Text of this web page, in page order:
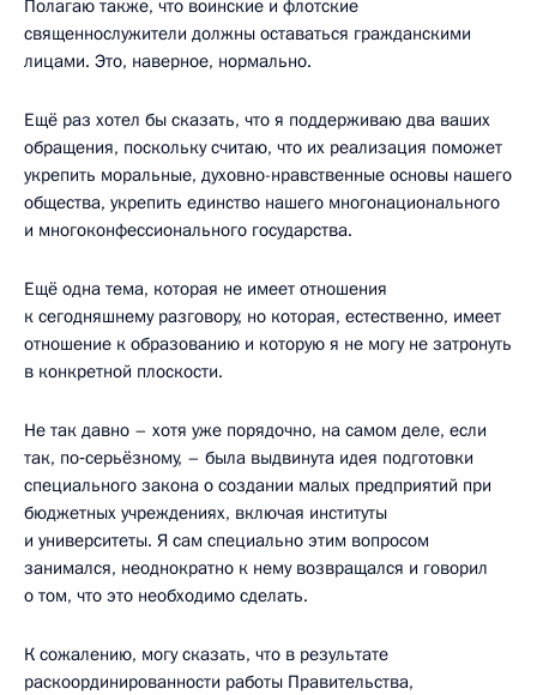
Полагаю также, что воинские и флотские
священнослужители должны оставаться гражданскими
лицами. Это, наверное, нормально.
Ещё раз хотел бы сказать, что я поддерживаю два ваших
обращения, поскольку считаю, что их реализация поможет
укрепить моральные, духовно-нравственные основы нашего
общества, укрепить единство нашего многонационального
и многоконфессионального государства.
Ещё одна тема, которая не имеет отношения
к сегодняшнему разговору, но которая, естественно, имеет
отношение к образованию и которую я не могу не затронуть
в конкретной плоскости.
Не так давно – хотя уже порядочно, на самом деле, если
так, по‑серьёзному, – была выдвинута идея подготовки
специального закона о создании малых предприятий при
бюджетных учреждениях, включая институты
и университеты. Я сам специально этим вопросом
занимался, неоднократно к нему возвращался и говорил
о том, что это необходимо сделать.
К сожалению, могу сказать, что в результате
раскоординированности работы Правительства,